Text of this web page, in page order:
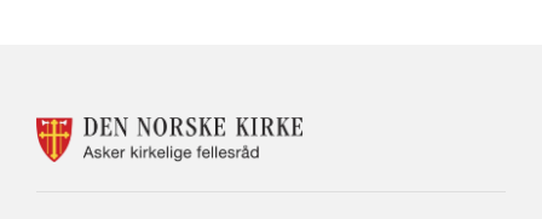
KONTAKTINFORMASJON